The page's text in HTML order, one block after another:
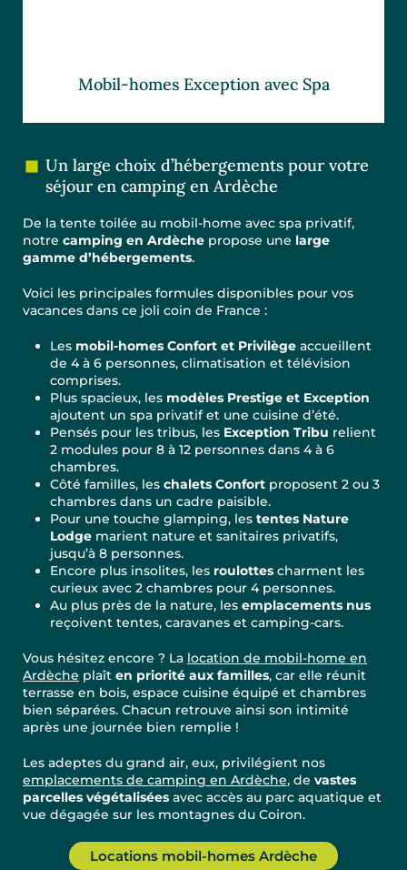
Mobil-homes Exception avec Spa
Un large choix d’hébergements pour votre
séjour en camping en Ardèche
De la tente toilée au mobil-home avec spa privatif,
notre camping en Ardèche propose une large
gamme d’hébergements.
Voici les principales formules disponibles pour vos
vacances dans ce joli coin de France :
Les mobil-homes Confort et Privilège accueillent
de 4 à 6 personnes, climatisation et télévision
comprises.
Plus spacieux, les modèles Prestige et Exception
ajoutent un spa privatif et une cuisine d’été.
Pensés pour les tribus, les Exception Tribu relient
2 modules pour 8 à 12 personnes dans 4 à 6
chambres.
Côté familles, les chalets Confort proposent 2 ou 3
chambres dans un cadre paisible.
Pour une touche glamping, les tentes Nature
Lodge marient nature et sanitaires privatifs,
jusqu’à 8 personnes.
Encore plus insolites, les roulottes charment les
curieux avec 2 chambres pour 4 personnes.
Au plus près de la nature, les emplacements nus
reçoivent tentes, caravanes et camping-cars.
Vous hésitez encore ? La location de mobil-home en
Ardèche plaît en priorité aux familles, car elle réunit
terrasse en bois, espace cuisine équipé et chambres
bien séparées. Chacun retrouve ainsi son intimité
après une journée bien remplie !
Les adeptes du grand air, eux, privilégient nos
emplacements de camping en Ardèche, de vastes
parcelles végétalisées avec accès au parc aquatique et
vue dégagée sur les montagnes du Coiron.
Locations mobil-homes Ardèche